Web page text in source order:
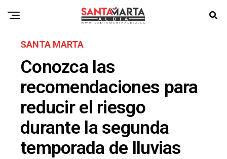
SANTA MARTA
Conozca las
recomendaciones para
reducir el riesgo
durante la segunda
temporada de lluvias